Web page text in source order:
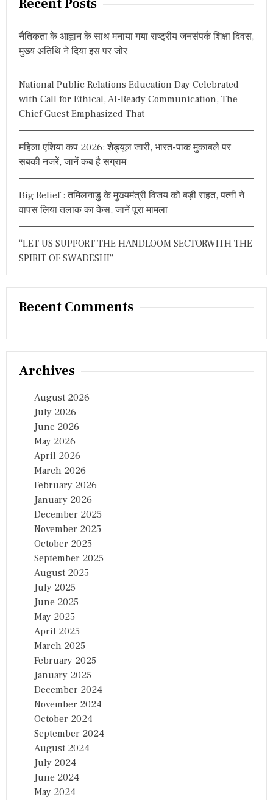
Recent Posts
नैतिकता के आह्वान के साथ मनाया गया राष्ट्रीय जनसंपर्क शिक्षा दिवस,
मुख्य अतिथि ने दिया इस पर जोर
National Public Relations Education Day Celebrated
with Call for Ethical, AI-Ready Communication, The
Chief Guest Emphasized That
महिला एशिया कप 2026: शेड्यूल जारी, भारत-पाक मुकाबले पर
सबकी नजरें, जानें कब है सग्राम
Big Relief : तमिलनाडु के मुख्यमंत्री विजय को बड़ी राहत, पत्नी ने
वापस लिया तलाक का केस, जानें पूरा मामला
“LET US SUPPORT THE HANDLOOM SECTORWITH THE
SPIRIT OF SWADESHI”
Recent Comments
Archives
August 2026
July 2026
June 2026
May 2026
April 2026
March 2026
February 2026
January 2026
December 2025
November 2025
October 2025
September 2025
August 2025
July 2025
June 2025
May 2025
April 2025
March 2025
February 2025
January 2025
December 2024
November 2024
October 2024
September 2024
August 2024
July 2024
June 2024
May 2024